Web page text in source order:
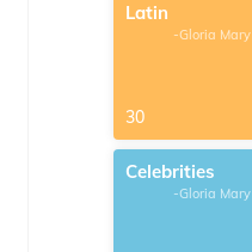
Latin
-Gloria Mary
30
Celebrities
-Gloria Mary